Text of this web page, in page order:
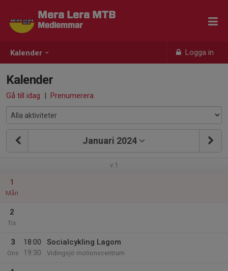
Kalender Logga in
Mera Lera MTB
Medlemmar
Kalender
Gå till idag | Prenumerera
Januari 2024
v.1
1
Mån
2
Tis
3
Ons
18:00
19:30
Socialcykling Lagom
Vidingsjö motionscentrum